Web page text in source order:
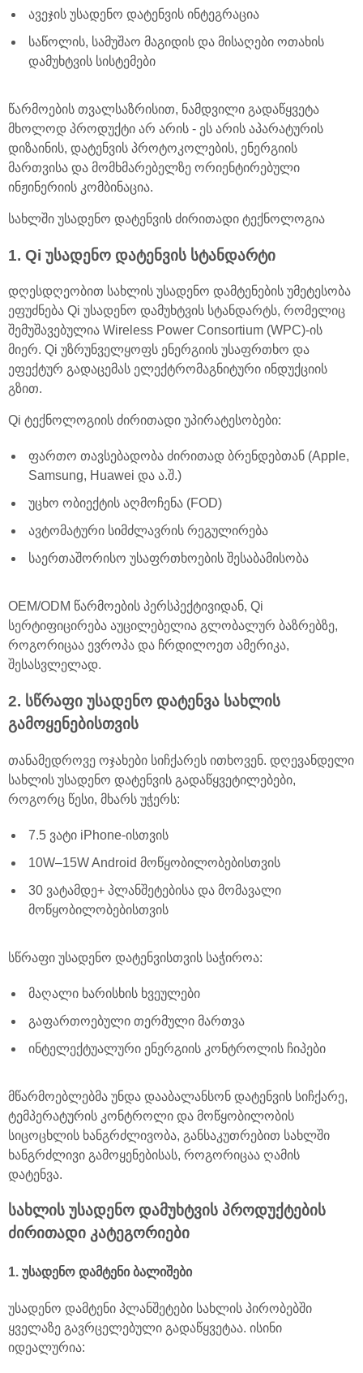
ავეჯის უსადენო დატენვის ინტეგრაცია
საწოლის, სამუშაო მაგიდის და მისაღები ოთახის
დამუხტვის სისტემები
წარმოების თვალსაზრისით, ნამდვილი გადაწყვეტა
მხოლოდ პროდუქტი არ არის - ეს არის აპარატურის
დიზაინის, დატენვის პროტოკოლების, ენერგიის
მართვისა და მომხმარებელზე ორიენტირებული
ინჟინერიის კომბინაცია.
სახლში უსადენო დატენვის ძირითადი ტექნოლოგია
1. Qi უსადენო დატენვის სტანდარტი
დღესდღეობით სახლის უსადენო დამტენების უმეტესობა
ეფუძნება Qi უსადენო დამუხტვის სტანდარტს, რომელიც
შემუშავებულია Wireless Power Consortium (WPC)-ის
მიერ. Qi უზრუნველყოფს ენერგიის უსაფრთხო და
ეფექტურ გადაცემას ელექტრომაგნიტური ინდუქციის
გზით.
Qi ტექნოლოგიის ძირითადი უპირატესობები:
ფართო თავსებადობა ძირითად ბრენდებთან (Apple,
Samsung, Huawei და ა.შ.)
უცხო ობიექტის აღმოჩენა (FOD)
ავტომატური სიმძლავრის რეგულირება
საერთაშორისო უსაფრთხოების შესაბამისობა
OEM/ODM წარმოების პერსპექტივიდან, Qi
სერტიფიცირება აუცილებელია გლობალურ ბაზრებზე,
როგორიცაა ევროპა და ჩრდილოეთ ამერიკა,
შესასვლელად.
2. სწრაფი უსადენო დატენვა სახლის
გამოყენებისთვის
თანამედროვე ოჯახები სიჩქარეს ითხოვენ. დღევანდელი
სახლის უსადენო დატენვის გადაწყვეტილებები,
როგორც წესი, მხარს უჭერს:
7.5 ვატი iPhone-ისთვის
10W–15W Android მოწყობილობებისთვის
30 ვატამდე+ პლანშეტებისა და მომავალი
მოწყობილობებისთვის
სწრაფი უსადენო დატენვისთვის საჭიროა:
მაღალი ხარისხის ხვეულები
გაფართოებული თერმული მართვა
ინტელექტუალური ენერგიის კონტროლის ჩიპები
მწარმოებლებმა უნდა დააბალანსონ დატენვის სიჩქარე,
ტემპერატურის კონტროლი და მოწყობილობის
სიცოცხლის ხანგრძლივობა, განსაკუთრებით სახლში
ხანგრძლივი გამოყენებისას, როგორიცაა ღამის
დატენვა.
სახლის უსადენო დამუხტვის პროდუქტების
ძირითადი კატეგორიები
1. უსადენო დამტენი ბალიშები
უსადენო დამტენი პლანშეტები სახლის პირობებში
ყველაზე გავრცელებული გადაწყვეტაა. ისინი
იდეალურია: